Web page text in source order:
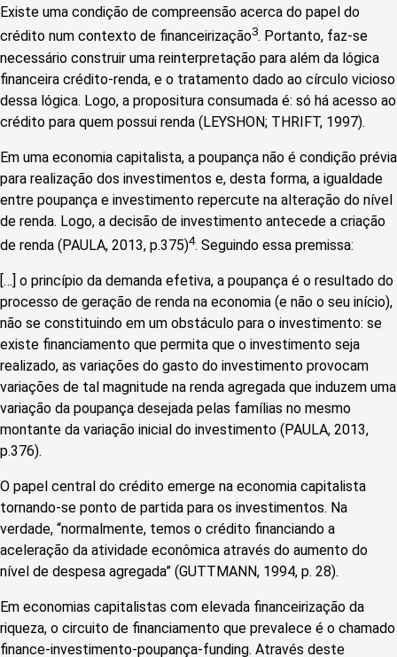
Existe uma condição de compreensão acerca do papel do
crédito num contexto de financeirização3. Portanto, faz-se
necessário construir uma reinterpretação para além da lógica
financeira crédito-renda, e o tratamento dado ao círculo vicioso
dessa lógica. Logo, a propositura consumada é: só há acesso ao
crédito para quem possui renda (LEYSHON; THRIFT, 1997).
Em uma economia capitalista, a poupança não é condição prévia
para realização dos investimentos e, desta forma, a igualdade
entre poupança e investimento repercute na alteração do nível
de renda. Logo, a decisão de investimento antecede a criação
de renda (PAULA, 2013, p.375)4. Seguindo essa premissa:
[…] o princípio da demanda efetiva, a poupança é o resultado do
processo de geração de renda na economia (e não o seu início),
não se constituindo em um obstáculo para o investimento: se
existe financiamento que permita que o investimento seja
realizado, as variações do gasto do investimento provocam
variações de tal magnitude na renda agregada que induzem uma
variação da poupança desejada pelas famílias no mesmo
montante da variação inicial do investimento (PAULA, 2013,
p.376).
O papel central do crédito emerge na economia capitalista
tornando-se ponto de partida para os investimentos. Na
verdade, “normalmente, temos o crédito financiando a
aceleração da atividade econômica através do aumento do
nível de despesa agregada” (GUTTMANN, 1994, p. 28).
Em economias capitalistas com elevada financeirização da
riqueza, o circuito de financiamento que prevalece é o chamado
finance-investimento-poupança-funding. Através deste